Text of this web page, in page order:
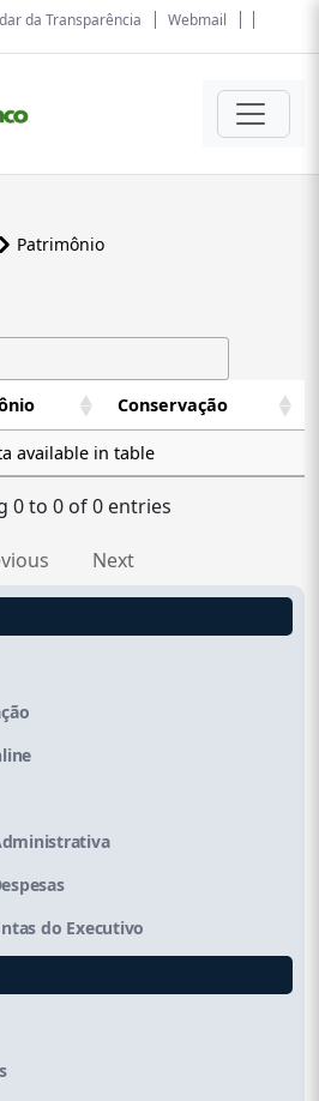
da Transparência
Webmail
Patrimônio
Conservação
available in table
0 to 0 of 0 entries
Next
do Executivo